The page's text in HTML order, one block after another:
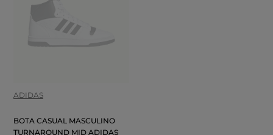
ADIDAS
BOTA CASUAL MASCULINO
TURNAROUND MID ADIDAS